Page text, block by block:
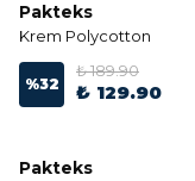
Pakteks
Krem Polycotton
%32
₺ 189.90
₺ 129.90
Pakteks